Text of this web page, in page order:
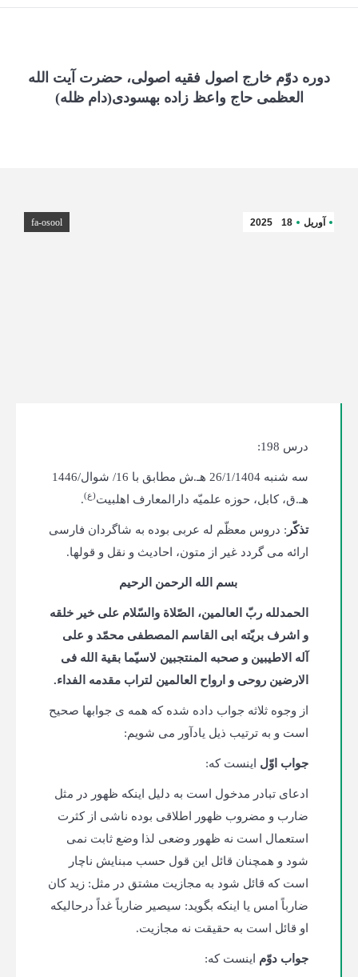
دوره دوّم خارج اصول فقیه اصولی، حضرت آیت الله
العظمی حاج واعظ زاده بهسودی(دام ظله)
آوریل 18
2025
fa-osool
درس 198:
سه‌ شنبه 26/1/1404 هـ.ش مطابق با 16/ شوال/1446
هـ.ق، کابل، حوزه علمیّه دارالمعارف اهلبیت(ع).
تذکّر : دروس معظّم له عربی بوده به شاگردان فارسی
ارائه می گردد غیر از متون، احادیث و نقل و قول­ها.
بسم الله الرحمن الرحیم
الحمدلله ربّ العالمین، الصّلاة والسّلام علی خیر خلقه
و اشرف بریّته ابی القاسم المصطفی محمّد و علی
آله الاطیبین و صحبه المنتجبین لاسیّما بقیة الله فی
الارضین روحی و ارواح العالمین لتراب مقدمه الفداء.
از وجوه ثلاثه جواب داده شده که همه ی جواب­ها صحیح
است و به ترتیب ذیل یادآور می شویم:
جواب اوّل اینست که:
ادعای تبادر مدخول است به دلیل اینکه ظهور در مثل
ضارب و مضروب ظهور اطلاقی بوده ناشی از کثرت
استعمال است نه ظهور وضعی لذا وضع ثابت نمی
شود و همچنان قائل این قول حسب مبنایش ناچار
است که قائل شود به مجازیت مشتق در مثل: زید کان
ضارباً امس یا اینکه بگوید: سیصیر ضارباً غداً درحالی­که
او قائل است به حقیقت نه مجازیت.
جواب دوّم اینست که: